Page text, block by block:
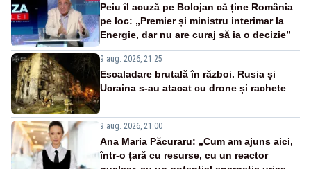
Peiu îl acuză pe Bolojan că ține România
pe loc: „Premier și ministru interimar la
Energie, dar nu are curaj să ia o decizie”
9 aug. 2026, 21:25
Escaladare brutală în război. Rusia și
Ucraina s-au atacat cu drone și rachete
9 aug. 2026, 21:00
Ana Maria Păcuraru: „Cum am ajuns aici,
într-o țară cu resurse, cu un reactor